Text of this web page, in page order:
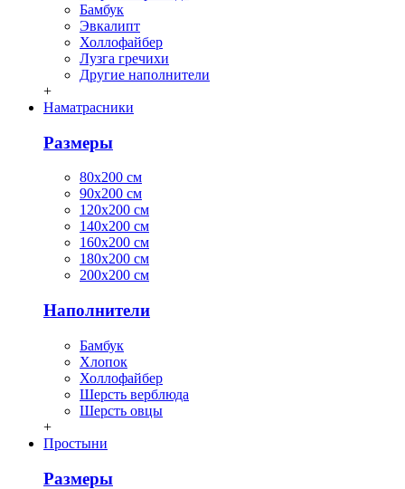
Бамбук
Эвкалипт
Холлофайбер
Лузга гречихи
Другие наполнители
+
Наматрасники
Размеры
80х200 см
90х200 см
120х200 см
140х200 см
160х200 см
180х200 см
200х200 см
Наполнители
Бамбук
Хлопок
Холлофайбер
Шерсть верблюда
Шерсть овцы
+
Простыни
Размеры